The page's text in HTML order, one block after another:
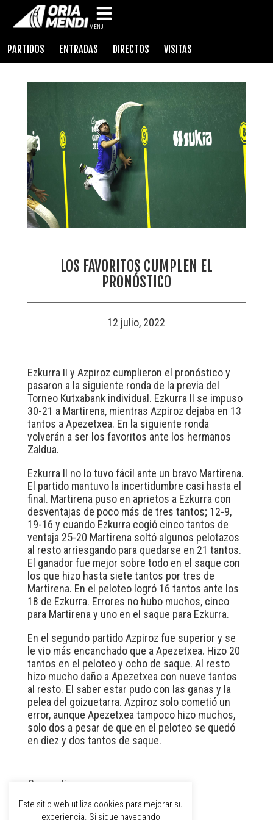
MENU
PARTIDOS ENTRADAS DIRECTOS VISITAS
LOS FAVORITOS CUMPLEN EL
PRONÓSTICO
12 julio, 2022
Ezkurra II y Azpiroz cumplieron el pronóstico y
pasaron a la siguiente ronda de la previa del
Torneo Kutxabank individual. Ezkurra II se impuso
30-21 a Martirena, mientras Azpiroz dejaba en 13
tantos a Apezetxea. En la siguiente ronda
volverán a ser los favoritos ante los hermanos
Zaldua.
Ezkurra II no lo tuvo fácil ante un bravo Martirena.
El partido mantuvo la incertidumbre casi hasta el
final. Martirena puso en aprietos a Ezkurra con
desventajas de poco más de tres tantos; 12-9,
19-16 y cuando Ezkurra cogió cinco tantos de
ventaja 25-20 Martirena soltó algunos pelotazos
al resto arriesgando para quedarse en 21 tantos.
El ganador fue mejor sobre todo en el saque con
los que hizo hasta siete tantos por tres de
Martirena. En el peloteo logró 16 tantos ante los
18 de Ezkurra. Errores no hubo muchos, cinco
para Martirena y uno en el saque para Ezkurra.
En el segundo partido Azpiroz fue superior y se
le vio más encanchado que a Apezetxea. Hizo 20
tantos en el peloteo y ocho de saque. Al resto
hizo mucho daño a Apezetxea con nueve tantos
al resto. El saber estar pudo con las ganas y la
pelea del goizuetarra. Azpiroz solo cometió un
error, aunque Apezetxea tampoco hizo muchos,
solo dos a pesar de que en el peloteo se quedó
en diez y dos tantos de saque.
Compartir:
Este sitio web utiliza cookies para mejorar su
experiencia. Si sigue navegando